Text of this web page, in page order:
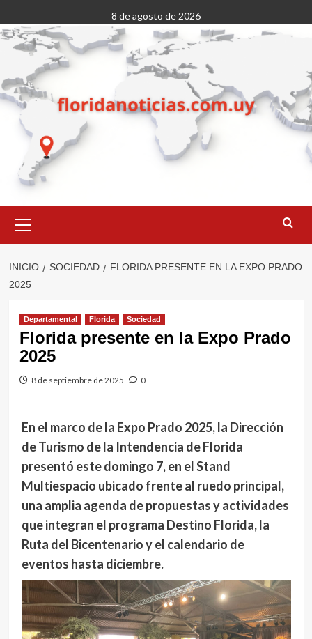
al
contenido
8 de agosto de 2026
primario
INICIO SOCIEDAD
FLORIDA PRESENTE EN LA EXPO PRADO
2025
Departamental Florida Sociedad
Florida presente en la Expo Prado
2025
8 de septiembre de 2025 0
En el marco de la Expo Prado 2025, la Dirección
de Turismo de la Intendencia de Florida
presentó este domingo 7, en el Stand
Multiespacio ubicado frente al ruedo principal,
una amplia agenda de propuestas y actividades
que integran el programa Destino Florida, la
Ruta del Bicentenario y el calendario de
eventos hasta diciembre.